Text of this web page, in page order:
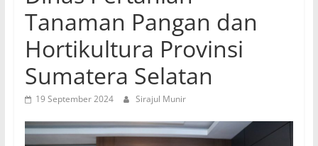
Tanaman Pangan dan
Hortikultura Provinsi
Sumatera Selatan
19 September 2024 Sirajul Munir